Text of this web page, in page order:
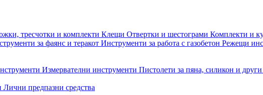
тресчотки и комплекти Клещи Отвертки и шестограми Комплекти и
за фаянс и теракот Инструменти за работа с газобетон Режещи
Измервателни инструменти Пистолети за пяна, силикон и
Лични предпазни средства